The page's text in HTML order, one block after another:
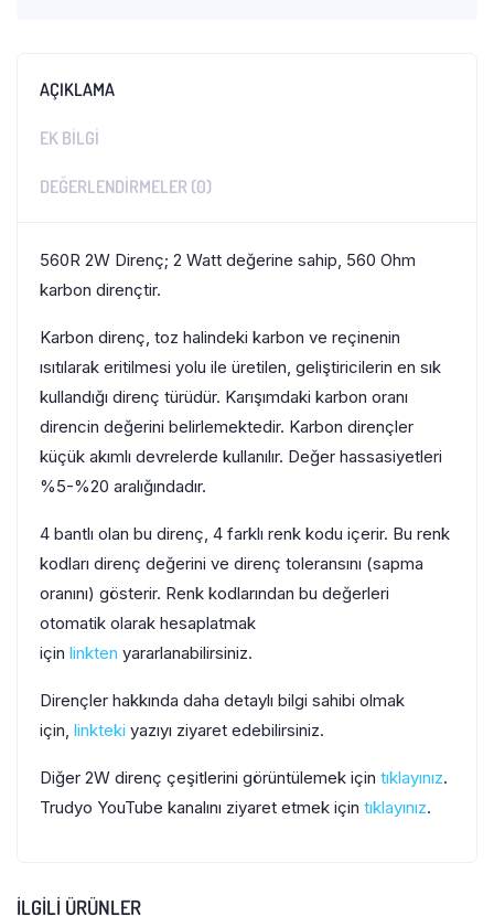
AÇIKLAMA
EK BILGI
DEĞERLENDIRMELER (0)
560R 2W Direnç; 2 Watt değerine sahip, 560 Ohm
karbon dirençtir.
Karbon direnç, toz halindeki karbon ve reçinenin
ısıtılarak eritilmesi yolu ile üretilen, geliştiricilerin en sık
kullandığı direnç türüdür. Karışımdaki karbon oranı
direncin değerini belirlemektedir. Karbon dirençler
küçük akımlı devrelerde kullanılır. Değer hassasiyetleri
%5-%20 aralığındadır.
4 bantlı olan bu direnç, 4 farklı renk kodu içerir. Bu renk
kodları direnç değerini ve direnç toleransını (sapma
oranını) gösterir. Renk kodlarından bu değerleri
otomatik olarak hesaplatmak
için linkten yararlanabilirsiniz.
Dirençler hakkında daha detaylı bilgi sahibi olmak
için, linkteki yazıyı ziyaret edebilirsiniz.
Diğer 2W direnç çeşitlerini görüntülemek için tıklayınız.
Trudyo YouTube kanalını ziyaret etmek için tıklayınız.
İLGILI ÜRÜNLER